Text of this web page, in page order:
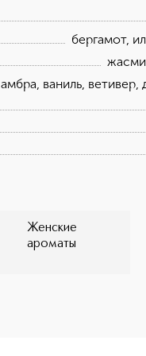
бергамот,
амбра, ваниль,
Женские
ароматы